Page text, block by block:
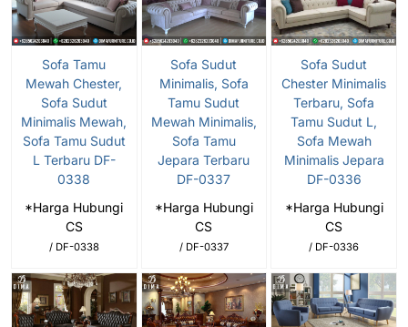
Sofa Tamu
Mewah Chester,
Sofa Sudut
Minimalis Mewah,
Sofa Tamu Sudut
L Terbaru DF-
0338
*Harga Hubungi
CS
/ DF-0338
Sofa Sudut
Minimalis, Sofa
Tamu Sudut
Mewah Minimalis,
Sofa Tamu
Jepara Terbaru
DF-0337
*Harga Hubungi
CS
/ DF-0337
Sofa Sudut
Chester Minimalis
Terbaru, Sofa
Tamu Sudut L,
Sofa Mewah
Minimalis Jepara
DF-0336
*Harga Hubungi
CS
/ DF-0336